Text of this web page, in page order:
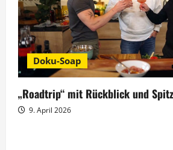
Doku-Soap
„Roadtrip“ mit Rückblick und
9. April 2026